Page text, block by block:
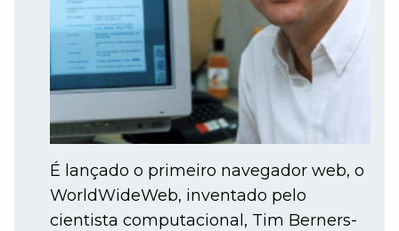
É lançado o primeiro navegador web, o
WorldWideWeb, inventado pelo
cientista computacional, Tim Berners-